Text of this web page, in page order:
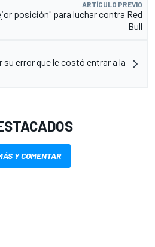
ARTÍCULO PREVIO
posición" para luchar contra Red
Bull
error que le costó entrar a la
Y COMENTAR